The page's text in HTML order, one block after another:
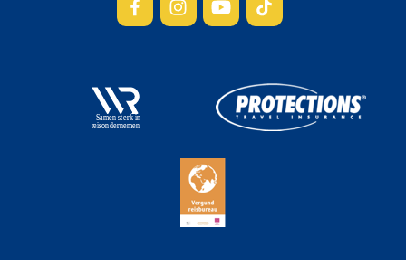
FacebookInstagramYouTubeTikTok